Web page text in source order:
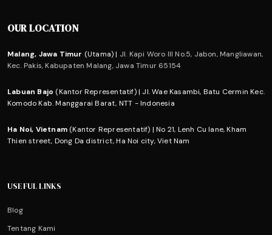
OUR LOCATION
Malang, Jawa Timur (Utama) | Jl. Kapi Woro III No.5, Jabon, Mangliawan,
Kec. Pakis, Kabupaten Malang, Jawa Timur 65154
Labuan Bajo (Kantor Representatif) | Jl. Wae Kasambi, Batu Cermin Kec.
Komodo Kab. Manggarai Barat, NTT - Indonesia
Ha Noi, Vietnam (Kantor Representatif) | No 21, Lenh Cu lane, Kham
Thien street, Dong Da district, Ha Noi city, Viet Nam
USEFUL LINKS
Blog
Tentang Kami